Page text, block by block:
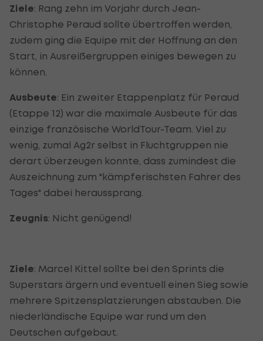
Ziele: Rang zehn im Vorjahr durch Jean-
Christophe Peraud sollte übertroffen werden,
zudem ging die Equipe mit der Hoffnung an den
Start, in Ausreißergruppen einiges bewegen zu
können.
Ausbeute: Ein zweiter Etappenplatz für Peraud
(Etappe 12) war die maximale Ausbeute für das
einzige französische WorldTour-Team. Viel zu
wenig, zumal Ag2r selbst in Fluchtgruppen nie
derart überzeugen konnte, dass zumindest die
Auszeichnung zum "kämpferischsten Fahrer des
Tages" dabei heraussprang.
Zeugnis: Nicht genügend!
Ziele: Marcel Kittel sollte bei den Sprints die
Superstars ärgern und eventuell einen Sieg sowie
mehrere Spitzensplatzierungen abstauben. Die
niederländische Equipe war rund um den
Deutschen aufgebaut.